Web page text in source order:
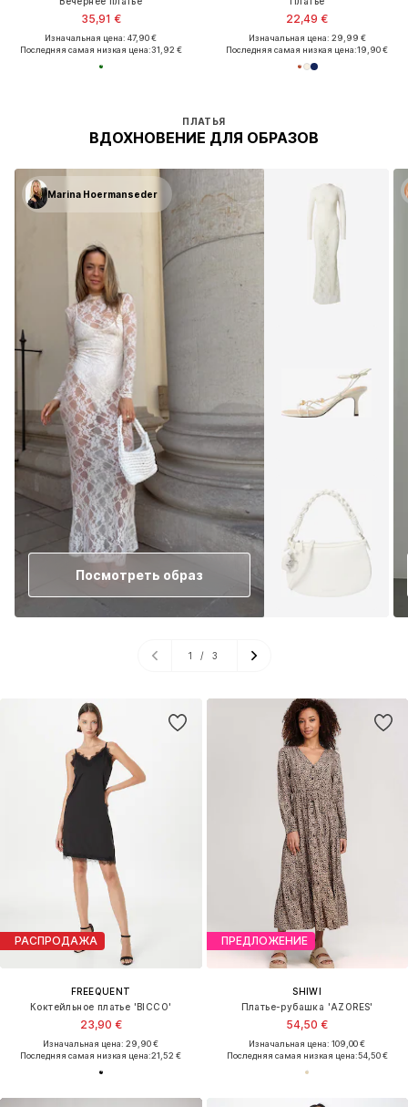
35,91 €
Изначальная цена: 47,90 €
Последняя самая низкая цена:31,92 €
22,49 €
Изначальная цена: 29,99 €
Последняя самая низкая цена:19,90 €
РАСПРОДАЖА
FREEQUENT
Коктейльное платье 'BICCO'
23,90 €
Изначальная цена: 29,90 €
Последняя самая низкая цена:21,52 €
ПРЕДЛОЖЕНИЕ
SHIWI
Платье-рубашка 'AZORES'
54,50 €
Изначальная цена: 109,00 €
Последняя самая низкая цена:54,50 €
ПЛАТЬЯ
ВДОХНОВЕНИЕ ДЛЯ ОБРАЗОВ
Marina Hoermanseder
Посмотреть образ
1 / 3